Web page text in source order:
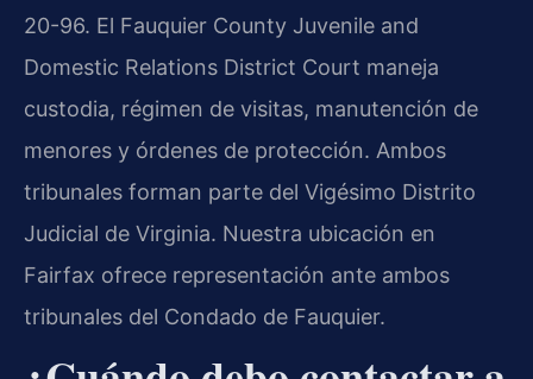
20-96. El Fauquier County Juvenile and
Domestic Relations District Court maneja
custodia, régimen de visitas, manutención de
menores y órdenes de protección. Ambos
tribunales forman parte del Vigésimo Distrito
Judicial de Virginia. Nuestra ubicación en
Fairfax ofrece representación ante ambos
tribunales del Condado de Fauquier.